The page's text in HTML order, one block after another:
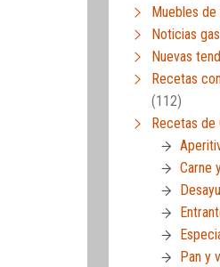
Muebles
Noticias
Nuevas
Recetas
(112)
Recetas de
Carne
Pan y